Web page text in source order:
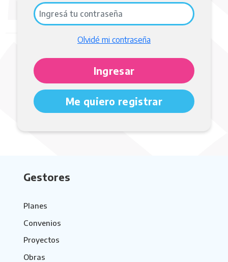
Olvidé mi contraseña
Me quiero registrar
Gestores
Planes
Convenios
Proyectos
Obras